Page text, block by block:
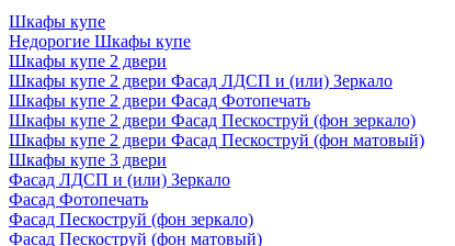
Шкафы купе
Недорогие Шкафы купе
Шкафы купе 2 двери
Шкафы купе 2 двери Фасад ЛДСП и (или) Зеркало
Шкафы купе 2 двери Фасад Фотопечать
Шкафы купе 2 двери Фасад Пескоструй (фон зеркало)
Шкафы купе 2 двери Фасад Пескоструй (фон матовый)
Шкафы купе 3 двери
Фасад ЛДСП и (или) Зеркало
Фасад Фотопечать
Фасад Пескоструй (фон зеркало)
Фасад Пескоструй (фон матовый)